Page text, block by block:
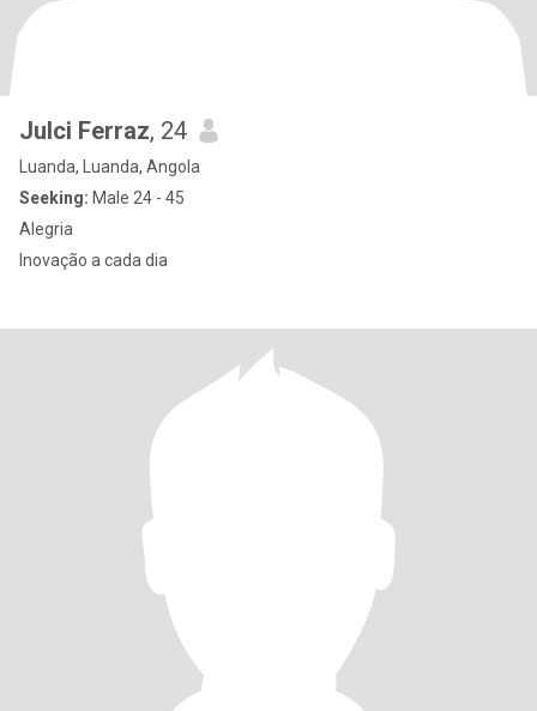
Julci Ferraz, 24
Luanda, Luanda, Angola
Seeking: Male 24 - 45
Alegria
Inovação a cada dia